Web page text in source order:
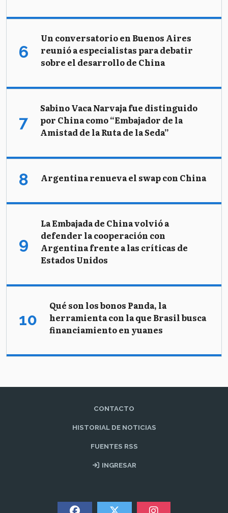
Un conversatorio en Buenos Aires
reunió a especialistas para debatir
sobre el desarrollo de China
Sabino Vaca Narvaja fue distinguido
por China como “Embajador de la
Amistad de la Ruta de la Seda”
Argentina renueva el swap con China
La Embajada de China volvió a
defender la cooperación con
Argentina frente a las críticas de
Estados Unidos
Qué son los bonos Panda, la
herramienta con la que Brasil busca
financiamiento en yuanes
CONTACTO
HISTORIAL DE NOTICIAS
FUENTES RSS
INGRESAR